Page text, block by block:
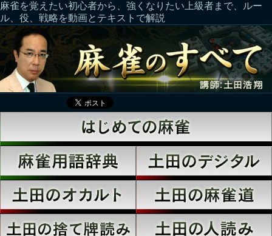
麻雀を覚えたい初心者から、強くなりたい上級者まで、ルー
ル、役、戦略を動画とテキストで解説